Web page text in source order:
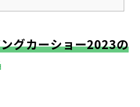
グカーショー2023の